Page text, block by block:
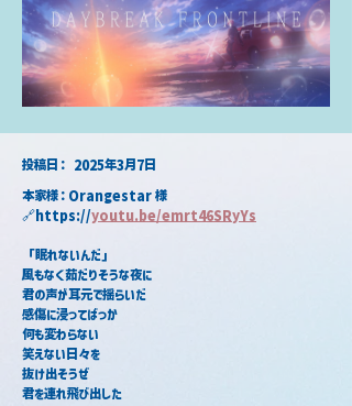
2025年3月7日
​投稿日：
本家様：Orangestar 様
🔗https://youtu.be/emrt46SRyYs
「眠れないんだ」
風もなく茹だりそうな夜に
君の声が耳元で揺らいだ
感傷に浸ってばっか
何も変わらない
笑えない日々を
抜け出そうぜ
君を連れ飛び出した